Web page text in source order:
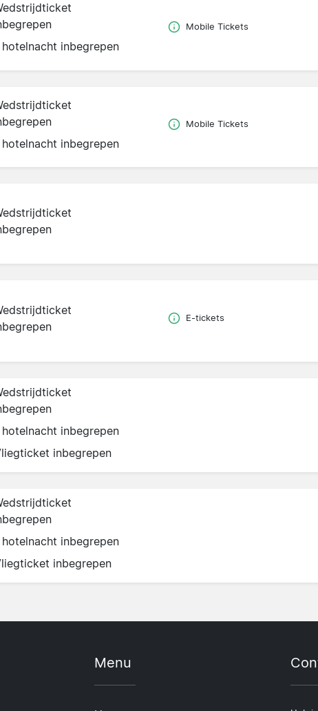
hotelnacht inbegrepen
Mobile Tickets
hotelnacht inbegrepen
Mobile Tickets
E-tickets
hotelnacht inbegrepen
inbegrepen
hotelnacht inbegrepen
inbegrepen
Menu